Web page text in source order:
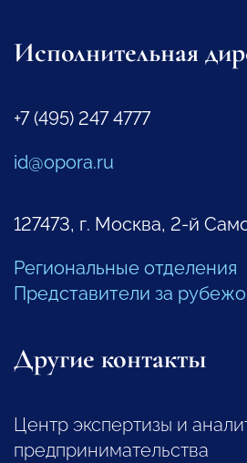
Исполнительная
+7 (495) 247 4777
id@opora.ru
127473, г. Москва, 2-й
Региональные отделения
Представители за
Другие контакты
Центр экспертизы и
предпринимательства